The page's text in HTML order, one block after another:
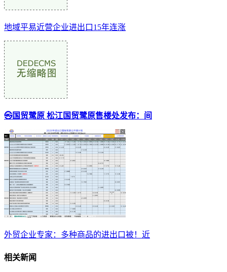
地域平易近营企业进出口15年连涨
㉿国贸鹭原 松江国贸鹭原售楼处发布：间
外贸企业专家：多种商品的进出口被！近
相关新闻